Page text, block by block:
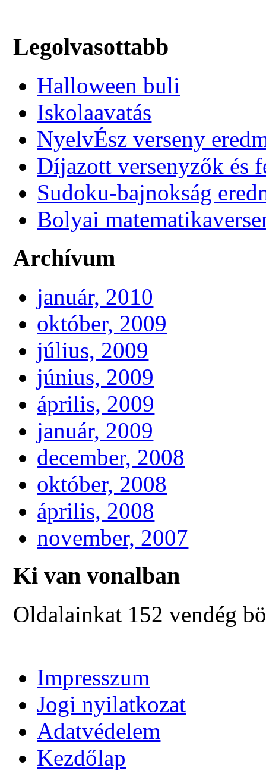
Legolvasottabb
Halloween buli
Iskolaavatás
NyelvÉsz verseny
Díjazott versenyzők és
Sudoku-bajnokság
Bolyai
Archívum
január, 2010
október, 2009
július, 2009
június, 2009
április, 2009
január, 2009
december, 2008
október, 2008
április, 2008
november, 2007
Ki van vonalban
Oldalainkat 152 vendég
Impresszum
Jogi nyilatkozat
Adatvédelem
Kezdőlap